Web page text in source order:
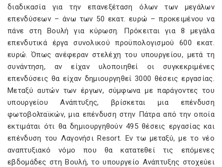
διαδικασία για την επανεξέταση όλων των μεγάλων
επενδύσεων – άνω των 50 εκατ. ευρώ – προκειμένου να
πάνε στη Βουλή για κύρωση. Πρόκειται για 8 μεγάλα
επενδυτικά έργα συνολικού προϋπολογισμού 600 εκατ.
ευρώ. Όπως ανέφεραν στελέχη του υπουργείου, μετά τη
συνάντηση, αν είχαν υλοποιηθεί οι συγκεκριμένες
επενδύσεις θα είχαν δημιουργηθεί 3000 θέσεις εργασίας.
Μεταξύ αυτών των έργων, σύμφωνα με παράγοντες του
υπουργείου Ανάπτυξης, βρίσκεται μια επένδυση
φωτοβολταϊκών, μια επένδυση στην Πάτρα από την οποία
εκτιμάται ότι θα δημιουργηθούν 495 θέσεις εργασίας και
επένδυση του Λαγονήσι Resort. Εν τω μεταξύ, με το νέο
αναπτυξιακό νόμο που θα κατατεθεί τις επόμενες
εβδομάδες στη Βουλή, το υπουργείο Ανάπτυξης στοχεύει